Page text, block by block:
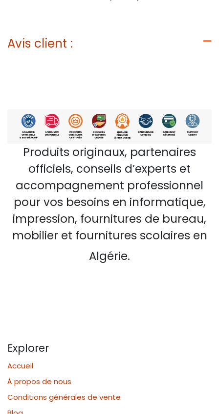
Avis client :
Produits originaux, partenaires
officiels, conseils d’experts et
accompagnement professionnel
pour vos besoins en informatique,
impression, fournitures de bureau,
mobilier et fournitures scolaires en
Algérie.
Explorer
Accueil
À propos de nous
Conditions générales de vente